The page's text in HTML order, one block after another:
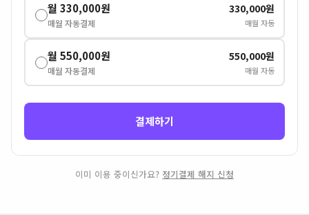
월 330,000원
매월 자동결제
330,000원
매월 자동
월 550,000원
매월 자동결제
550,000원
매월 자동
결제하기
이미 이용 중이신가요? 정기결제 해지 신청